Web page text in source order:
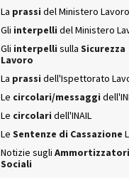
La prassi del Ministero Lavoro
Gli interpelli del Ministero
Gli interpelli sulla Sicurezza
Lavoro
La prassi dell'Ispettorato
Le circolari/messaggi
Le circolari dell'INAIL
Le Sentenze di Cassazione
Notizie sugli Ammortizzatori
Sociali